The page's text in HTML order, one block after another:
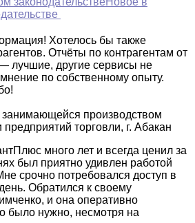
Хотелось бы также
Отчёты по контрагентам от
лучшие, другие сервисы не
по собственному опыту.
занимающейся производством
торговли, г. Абакан
много лет и всегда ценил за
был приятно удивлен работой
срочно потребовался доступ в
Обратился к своему
и она оперативно
было нужно, несмотря на